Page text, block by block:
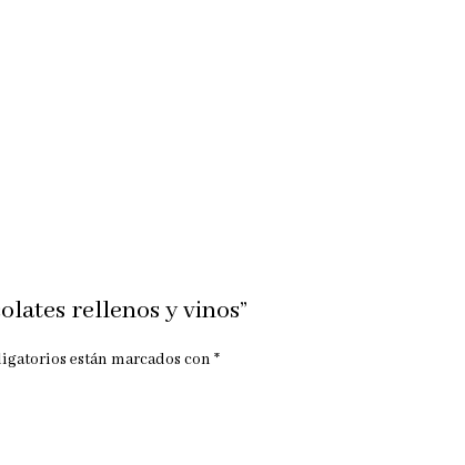
rellenos y vinos”
están marcados con *